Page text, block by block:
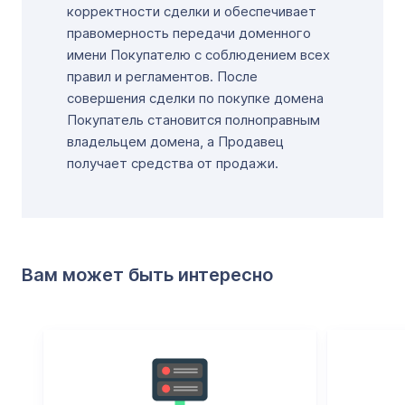
корректности сделки и обеспечивает
правомерность передачи доменного
имени Покупателю с соблюдением всех
правил и регламентов. После
совершения сделки по покупке домена
Покупатель становится полноправным
владельцем домена, а Продавец
получает средства от продажи.
Вам может быть интересно